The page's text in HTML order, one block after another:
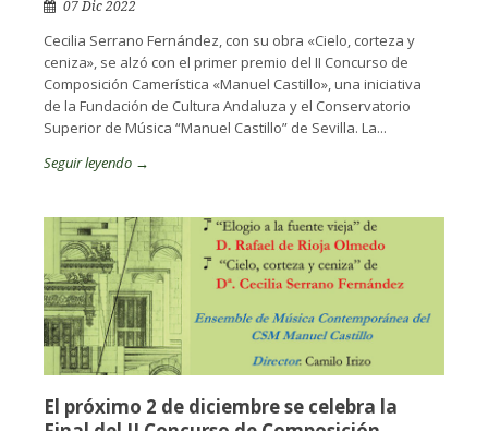
07 Dic 2022
Cecilia Serrano Fernández, con su obra «Cielo, corteza y
ceniza», se alzó con el primer premio del II Concurso de
Composición Camerística «Manuel Castillo», una iniciativa
de la Fundación de Cultura Andaluza y el Conservatorio
Superior de Música “Manuel Castillo” de Sevilla. La...
Seguir leyendo →
El próximo 2 de diciembre se celebra la